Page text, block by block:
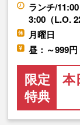
ランチ/
3:00（L.O.
月曜日
昼：～999
限定
特典
本